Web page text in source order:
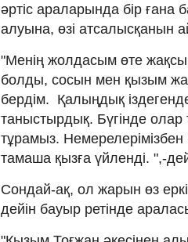
әртіс араларында бір ғана
алуына, өзі атсалысқанын
"Менің жолдасым өте жақсы
болды, сосын мен қызым
бердім. Қалыңдық
таныстырдық. Бүгінде
тұрамыз. Немерелерімізбен
тамаша қызға үйленді. ",-
Сондай-ақ, ол жарын өз
дейін бауыр ретінде